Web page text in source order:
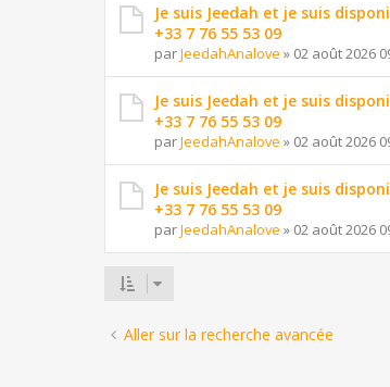
Je suis Jeedah et je suis
+33 7 76 55 53 09
parJeedahAnalove » 02 août 2026
Je suis Jeedah et je suis
+33 7 76 55 53 09
parJeedahAnalove » 02 août 2026
Je suis Jeedah et je suis
+33 7 76 55 53 09
parJeedahAnalove » 02 août 2026
Aller sur la recherche avancée